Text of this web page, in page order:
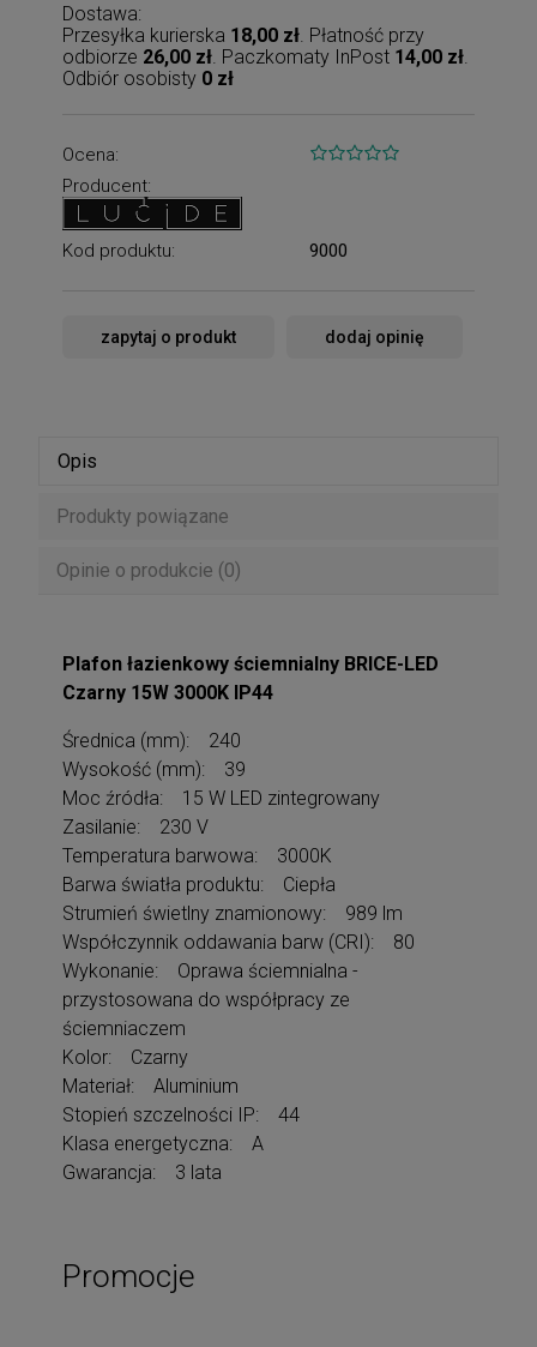
Dostawa:
Przesyłka kurierska 18,00 zł . Płatność przy
odbiorze 26,00 zł . Paczkomaty InPost 14,00 zł
Odbiór osobisty 0 zł
Ocena:
Producent:
Kod produktu: 9000
zapytaj o produkt dodaj opinię
Opis
Produkty powiązane
Opinie o produkcie (0)
Plafon łazienkowy ściemnialny BRICE-LED
Czarny 15W 3000K IP44
Średnica (mm): 240
Wysokość (mm): 39
Moc źródła: 15 W LED zintegrowany
Zasilanie: 230 V
Temperatura barwowa: 3000K
Barwa światła produktu: Ciepła
Strumień świetlny znamionowy: 989 lm
Współczynnik oddawania barw (CRI): 80
Wykonanie: Oprawa ściemnialna -
przystosowana do współpracy ze
ściemniaczem
Kolor: Czarny
Materiał: Aluminium
Stopień szczelności IP: 44
Klasa energetyczna: A
Gwarancja: 3 lata
Promocje